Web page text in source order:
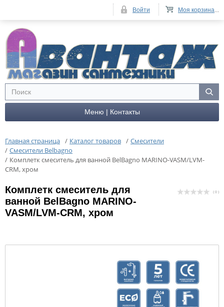
Меню | Контакты
Главная страница / Каталог товаров / Смесители
/ Смесители Belbagno
/ Комплетк смеситель для ванной BelBagno MARINO-VASM/LVM-
CRM, хром
Комплетк смеситель для
ванной BelBagno MARINO-
VASM/LVM-CRM, хром
( 0 )
Моя корзина...
Войти